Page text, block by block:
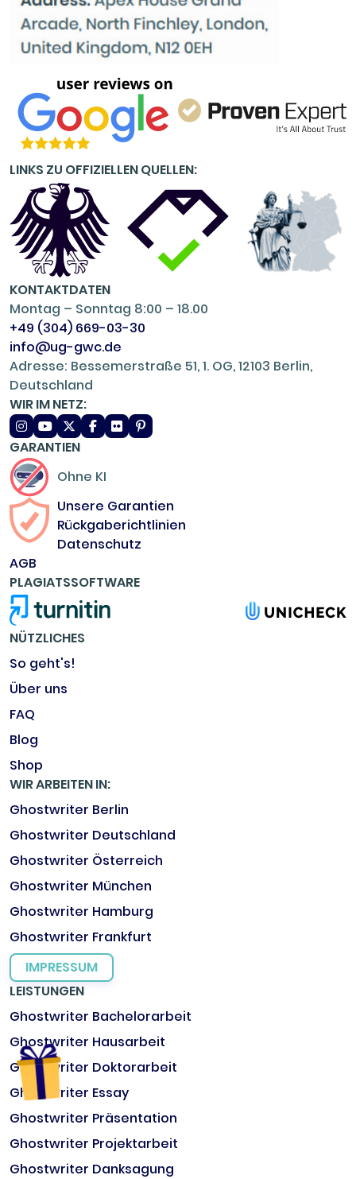
LINKS ZU OFFIZIELLEN QUELLEN:
KONTAKTDATEN
Montag – Sonntag 8:00 – 18.00
+49 (304) 669-03-30
info@ug-gwc.de
Adresse: Bessemerstraße 51, 1. OG, 12103 Berlin,
Deutschland
WIR IM NETZ:
GARANTIEN
Ohne KI
Unsere Garantien
Rückgaberichtlinien
Datenschutz
AGB
PLAGIATSSOFTWARE
NÜTZLICHES
So geht's!
Über uns
FAQ
Blog
Shop
WIR ARBEITEN IN:
Ghostwriter Berlin
Ghostwriter Deutschland
Ghostwriter Österreich
Ghostwriter München
Ghostwriter Hamburg
Ghostwriter Frankfurt
IMPRESSUM
LEISTUNGEN
Ghostwriter Bachelorarbeit
Ghostwriter Hausarbeit
Ghostwriter Doktorarbeit
Ghostwriter Essay
Ghostwriter Präsentation
Ghostwriter Projektarbeit
Ghostwriter Danksagung